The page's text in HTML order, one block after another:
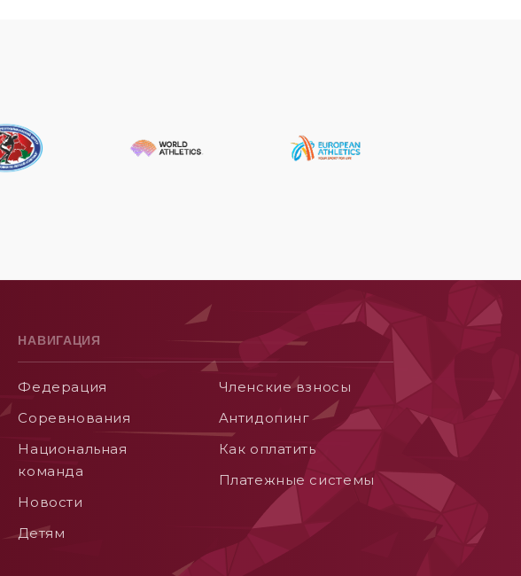
НАВИГАЦИЯ
Федерация
Соревнования
Национальная
команда
Новости
Детям
Членские взносы
Aнтидопинг
Как оплатить
Платежные системы